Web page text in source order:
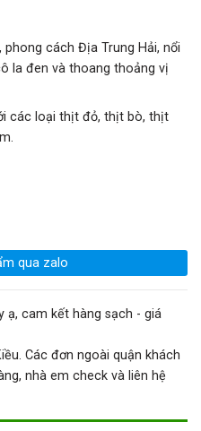
cách Địa Trung Hải, nổi
la đen và thoang thoảng vị
các loại thịt đỏ, thịt bò, thịt
13% 750ml Ý số lượng
qua zalo
ạ, cam kết hàng sạch - giá
Các đơn ngoài quận khách
nhà em check và liên hệ